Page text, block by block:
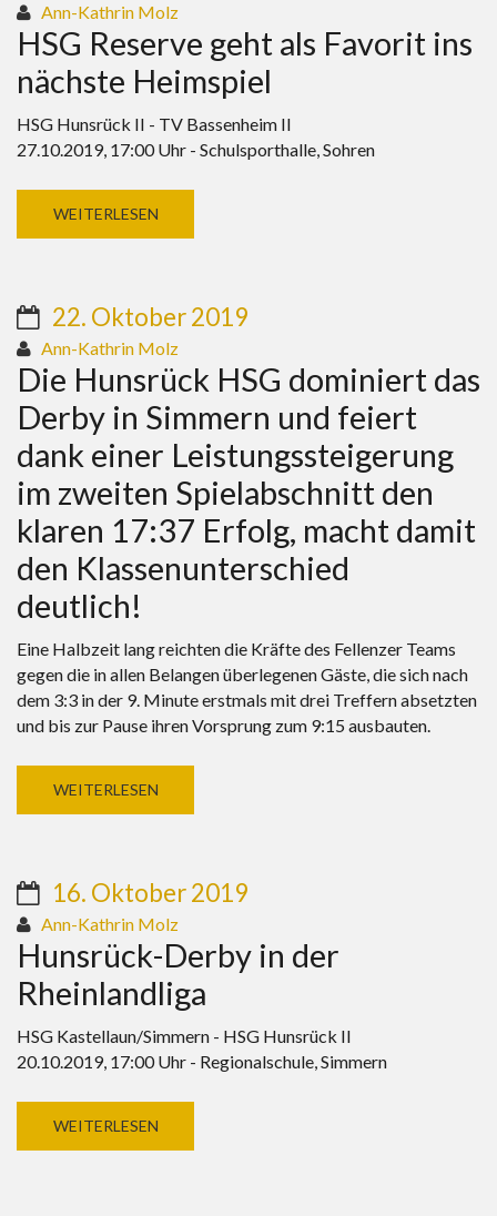
Ann-Kathrin Molz
HSG Reserve geht als Favorit ins
nächste Heimspiel
HSG Hunsrück II - TV Bassenheim II
27.10.2019, 17:00 Uhr - Schulsporthalle, Sohren
WEITERLESEN
22. Oktober 2019
Ann-Kathrin Molz
Die Hunsrück HSG dominiert das
Derby in Simmern und feiert
dank einer Leistungssteigerung
im zweiten Spielabschnitt den
klaren 17:37 Erfolg, macht damit
den Klassenunterschied
deutlich!
Eine Halbzeit lang reichten die Kräfte des Fellenzer Teams
gegen die in allen Belangen überlegenen Gäste, die sich nach
dem 3:3 in der 9. Minute erstmals mit drei Treffern absetzten
und bis zur Pause ihren Vorsprung zum 9:15 ausbauten.
WEITERLESEN
16. Oktober 2019
Ann-Kathrin Molz
Hunsrück-Derby in der
Rheinlandliga
HSG Kastellaun/Simmern - HSG Hunsrück II
20.10.2019, 17:00 Uhr - Regionalschule, Simmern
WEITERLESEN